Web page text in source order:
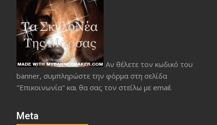
Αν θέλετε τον κωδικό του
banner, συμπληρώστε την φόρμα στη σελίδα
"Επικοινωνία" και θα σας τον στείλω με email.
Meta